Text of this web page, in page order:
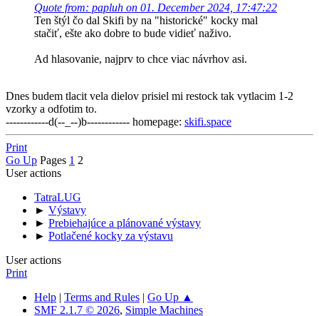
Quote from: papluh on 01. December 2024, 17:47:22
Ten štýl čo dal Skifi by na "historické" kocky mal
stačiť, ešte ako dobre to bude vidieť naživo.
Ad hlasovanie, najprv to chce viac návrhov asi.
Dnes budem tlacit vela dielov prisiel mi restock tak vytlacim 1-2
vzorky a odfotim to.
------------d(--_--)b------------ homepage: skifi.space
Print
Go Up Pages 1 2
User actions
TatraLUG
► Výstavy
► Prebiehajúce a plánované výstavy
► Potlačené kocky za výstavu
User actions
Print
Help | Terms and Rules | Go Up ▲
SMF 2.1.7 © 2026, Simple Machines